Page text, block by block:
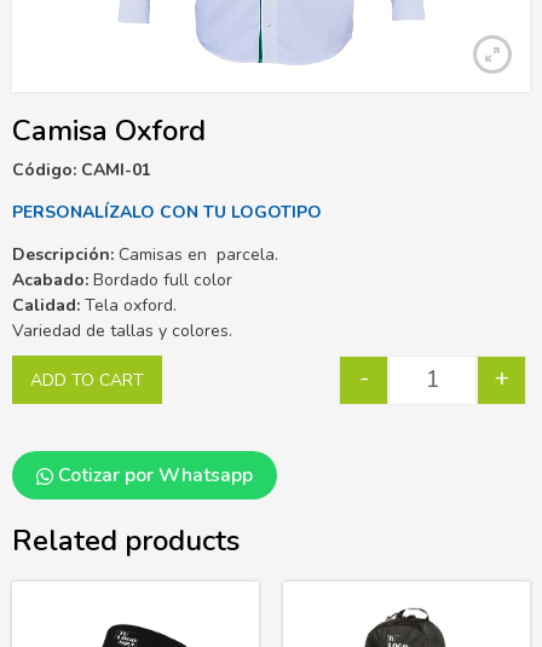
Camisa Oxford
Código: CAMI-01
PERSONALÍZALO CON TU LOGOTIPO
Descripción: Camisas en parcela.
Acabado: Bordado full color
Calidad: Tela oxford.
Variedad de tallas y colores.
- +
ADD TO CART
Cotizar por Whatsapp
Related products